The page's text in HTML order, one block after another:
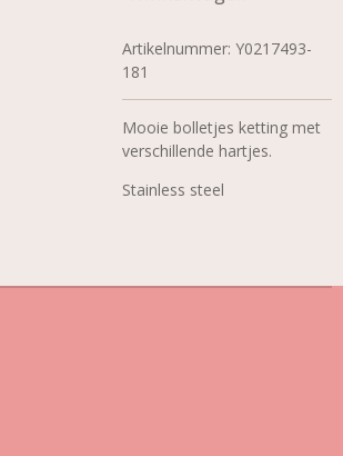
Artikelnummer: Y0217493-
181
Mooie bolletjes ketting met
verschillende hartjes.
Stainless steel